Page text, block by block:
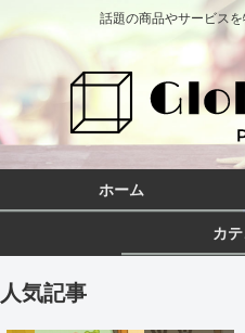
話題の商品やサービス
ホーム
カテ
人気記事